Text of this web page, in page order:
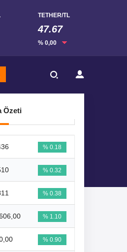
TETHER/TL
47.67
% 0,00
Özeti
% 0.18
% 0.32
% 0.38
% 1.10
% 0.90